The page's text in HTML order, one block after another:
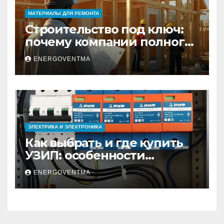
МАТЕРИАЛЫ ДЛЯ РЕМОНТА
Строительство под ключ:
почему компании полного
цикла меняют рынок
недвижимости
ENERGOVENTMA
ЭЛЕКТРИКА И ЭЛЕКТРОНИКА
Как выбрать и где купить
УЗИП: особенности
устройств защиты от
импульсных
перенапряжений
ENERGOVENTMA